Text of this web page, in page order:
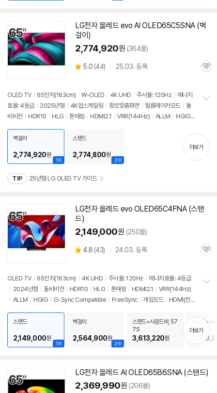
LG전자올레드 evo AI OLED65C5SNA (벽
걸이)
2,774,920원 (364몰)
별
5.0 (상
뷰
44) 25.03. 등록
관
OLED TV / 65인치 (163cm) / W-OLED / 4K UHD / 주사율: 120Hz / 에너지
효율: 4등급 / 2025년형 / 4K업스케일링 / 장르맞춤화면 / 필름메이커모드 / 돌
비비전 / HDR10 / HLG / 톤매핑 / HDMI2.1 / VRR(144Hz) / ALLM / HGIG
/ 출시가: 4,800,000원
기
1위
벽걸이
2,774,920원
2위
스탠드
2,774,800원
더보기
TIP 25년형 LG OLED TV 가이드
LG전자올레드 evo OLED65C4FNA (스탠
드)
2,149,000원 (250몰)
별
4.8 (상
뷰
43) 24.03. 등록
관
OLED TV / 65인치 (163cm) / 4K UHD / 주사율: 120Hz / 에너지효율: 4등급
/ 2024년형 / 돌비비전 / HDR10 / HLG / 톤매핑 / HDMI2.1 / VRR(144Hz)
/ ALLM / HGIG / G-Sync Compatible / FreeSync / 게임모드 / HDMI(전
치
기
1위
스탠드
2,149,000원
2위
벽걸이
2,564,900원
스탠드+사운드바, S7
7S
3,613,220원
벽걸이+사
7S
더보기
LG전자올레드 AI OLED65B6SNA (스탠드)
2,369,990원 (206몰)